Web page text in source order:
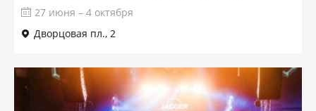
27 июня – 4 октября
Дворцовая пл., 2